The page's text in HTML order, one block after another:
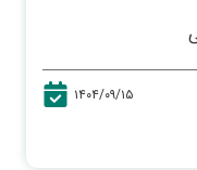
۱۴۰۴/۰۹/۱۵